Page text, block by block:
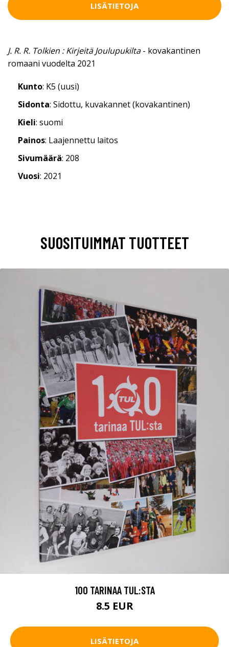
LISÄTIETOJA
J. R. R. Tolkien : Kirjeitä Joulupukilta- kovakantinen
romaani vuodelta 2021
Kunto: K5 (uusi)
Sidonta: Sidottu, kuvakannet (kovakantinen)
Kieli: suomi
Painos: Laajennettu laitos
Sivumäärä: 208
Vuosi: 2021
SUOSITUIMMAT TUOTTEET
100 TARINAA TUL:STA
8.5 EUR
LISÄTIETOJA